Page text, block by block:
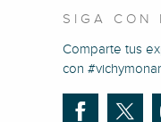
SIGA CON
Comparte tus
con